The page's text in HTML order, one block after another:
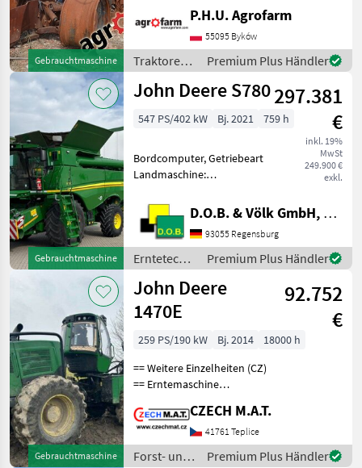
Gebrauchtmaschine
message by e-mail either
whatsapp. TRAKTOR -
SCHLEPPER ERSATZTEILE.
Bei weiteren fragen
kontaktieren
P.H.U. Agrofarm
55095 Byków
Traktoren /
John Deere
Premium Plus Händler
Gebrauchtmaschine
John Deere S780297.381
€
inkl. 19%
MwSt
249.900 €
exkl.
547 PS/402 kW Bj. 2021 759 h
Bordcomputer, Getriebeart
Landmaschine:
Ertragsmessung-GPS,
Kabine, Klimaanlage,
Strohhäcksler Bereifung
vorne optional: Reifen nach
Wahl oder Ketten m
D.O.B. & Völk GmbH, Filiale Regensburg
93055 Regensburg
Erntetechnik
Ackerbau /
John Deere
Premium Plus Händler
Gebrauchtmaschine
John Deere
1470E
92.752
€
259 PS/190 kW Bj. 2014
18000 h
== Weitere Einzelheiten (CZ)
== Erntemaschine
2014 Laufleistung 17 000
Motorstunden 190 kW
Motor Gewicht 22.9t 6x6
Antrieb Mähdrescherkopf
CZECH M.A.T.
41761 Teplice
Forst- und
Premium Plus Händler